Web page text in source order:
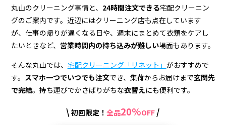
配
ク
リ
ー
ニ
丸山のクリーニング事情と、 24時間注文できる宅配クリーニン
グのご案内です。近辺にはクリーニング店も点在しています
が、仕事の帰りが遅くなる日や、週末にまとめて衣類をケアし
たいときなど、 営業時間内の持ち込みが難しい場面もあります。
そんな丸山では、 宅配クリーニング「リネット」 がおすすめで
す。 スマホ一つでいつでも注文でき、集荷からお届けまで玄関先
で完結。持ち運びでかさばりがちな衣替えにも便利です。
\ 初回限定！ 全品20%OFF /